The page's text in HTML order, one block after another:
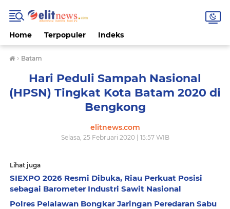
Home Terpopuler Indeks
› Batam
Hari Peduli Sampah Nasional
(HPSN) Tingkat Kota Batam 2020 di
Bengkong
elitnews.com
Selasa, 25 Februari 2020 | 15:57 WIB
Lihat juga
SIEXPO 2026 Resmi Dibuka, Riau Perkuat Posisi
sebagai Barometer Industri Sawit Nasional
Polres Pelalawan Bongkar Jaringan Peredaran Sabu